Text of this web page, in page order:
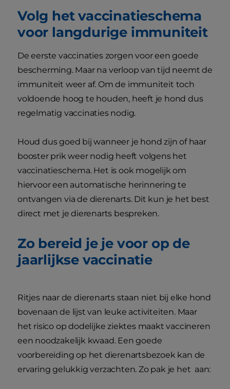
Volg het vaccinatieschema
voor langdurige immuniteit
De eerste vaccinaties zorgen voor een goede
bescherming. Maar na verloop van tijd neemt de
immuniteit weer af. Om de immuniteit toch
voldoende hoog te houden, heeft je hond dus
regelmatig vaccinaties nodig.
Houd dus goed bij wanneer je hond zijn of haar
booster prik weer nodig heeft volgens het
vaccinatieschema. Het is ook mogelijk om
hiervoor een automatische herinnering te
ontvangen via de dierenarts. Dit kun je het best
direct met je dierenarts bespreken.
Zo bereid je je voor op de
jaarlijkse vaccinatie
Ritjes naar de dierenarts staan niet bij elke hond
bovenaan de lijst van leuke activiteiten. Maar
het risico op dodelijke ziektes maakt vaccineren
een noodzakelijk kwaad. Een goede
voorbereiding op het dierenartsbezoek kan de
ervaring gelukkig verzachten. Zo pak je het aan: